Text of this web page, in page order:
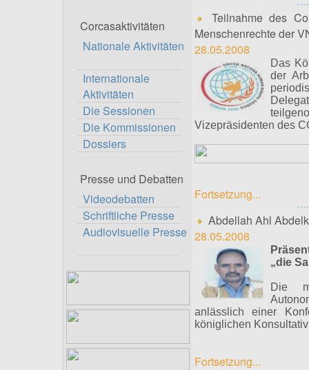
Corcasaktivitäten
Nationale Aktivitäten
Internationale
Aktivitäten
Die Sessionen
Die Kommissionen
Dossiers
Presse und Debatten
Videodebatten
Schriftliche Presse
Audiovisuelle Presse
Teilnahme des
Menschenrechte der
28.05.2008
Das
der
Vizepräsidenten des
Fortsetzung...
Abdellah Ahl
28.05.2008
„die
Die
anlässlich einer
königlichen
Fortsetzung...